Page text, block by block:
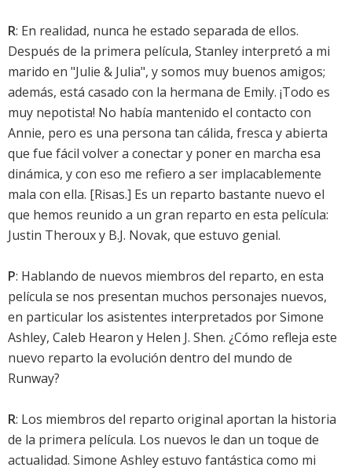
R: En realidad, nunca he estado separada de ellos.
Después de la primera película, Stanley interpretó a mi
marido en "Julie & Julia", y somos muy buenos amigos;
además, está casado con la hermana de Emily. ¡Todo es
muy nepotista! No había mantenido el contacto con
Annie, pero es una persona tan cálida, fresca y abierta
que fue fácil volver a conectar y poner en marcha esa
dinámica, y con eso me refiero a ser implacablemente
mala con ella. [Risas.] Es un reparto bastante nuevo el
que hemos reunido a un gran reparto en esta película:
Justin Theroux y B.J. Novak, que estuvo genial.
P: Hablando de nuevos miembros del reparto, en esta
película se nos presentan muchos personajes nuevos,
en particular los asistentes interpretados por Simone
Ashley, Caleb Hearon y Helen J. Shen. ¿Cómo refleja este
nuevo reparto la evolución dentro del mundo de
Runway?
R: Los miembros del reparto original aportan la historia
de la primera película. Los nuevos le dan un toque de
actualidad. Simone Ashley estuvo fantástica como mi